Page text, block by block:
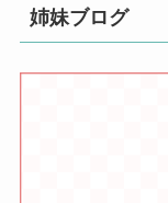
姉妹ブログ